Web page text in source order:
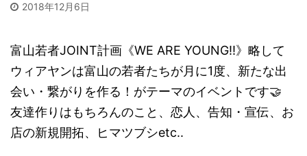
2018年12月6日
富山若者JOINT計画《WE ARE YOUNG!!》略して
ウィアヤンは富山の若者たちが月に1度、新たな出
会い・繋がりを作る！がテーマのイベントです🤝
友達作りはもちろんのこと、恋人、告知・宣伝、お
店の新規開拓、ヒマツブシetc..